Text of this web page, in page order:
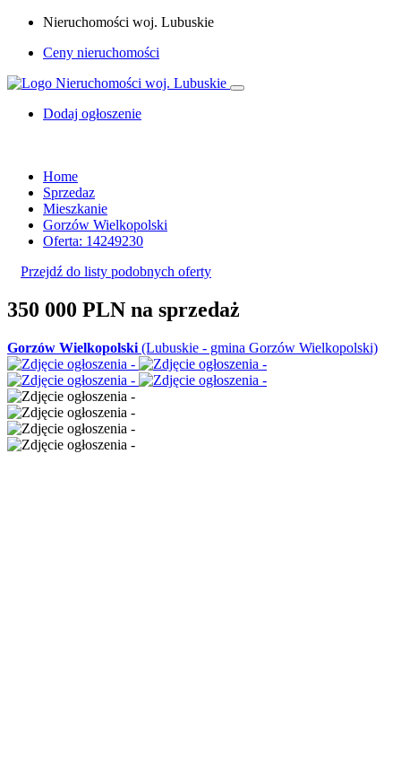
Nieruchomości woj. Lubuskie
Ceny nieruchomości
Dodaj ogłoszenie
Home
Sprzedaz
Mieszkanie
Gorzów Wielkopolski
Oferta: 14249230
Przejdź do listy podobnych oferty
350 000 PLN na sprzedaż
Gorzów Wielkopolski (Lubuskie - gmina Gorzów Wielkopolski)